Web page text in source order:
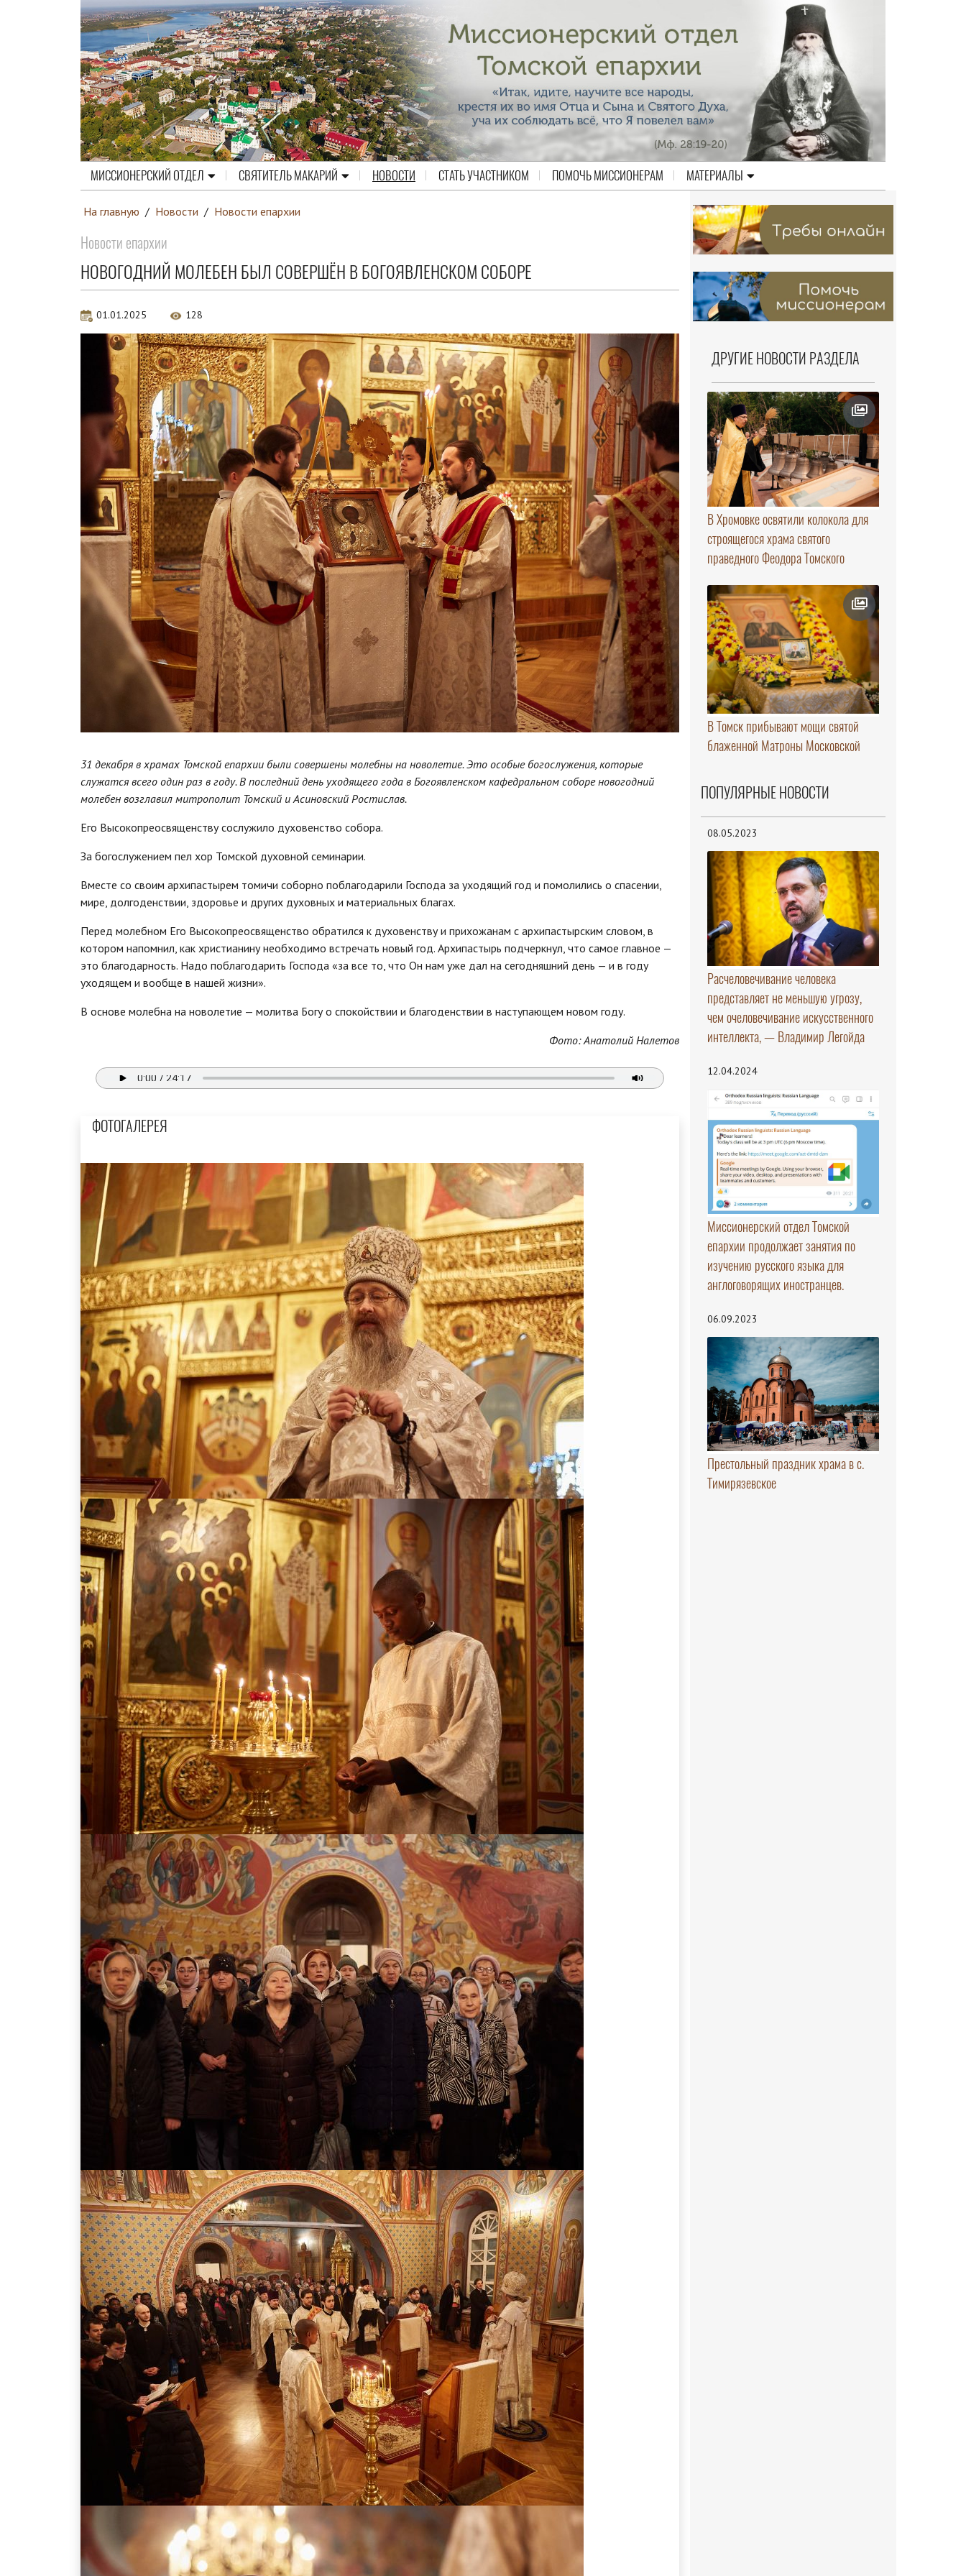
МИССИОНЕРСКИЙ ОТДЕЛ СВЯТИТЕЛЬ МАКАРИЙ НОВОСТИ СТАТЬ УЧАСТНИКОМ ПОМОЧЬ МИССИОНЕРАМ МАТЕРИАЛЫ
На главную / Новости / Новости епархии
Новости епархии
НОВОГОДНИЙ МОЛЕБЕН БЫЛ СОВЕРШЁН В БОГОЯВЛЕНСКОМ СОБОРЕ
01.01.2025 128
31 декабряв храмах Томской епархии были совершены молебны на новолетие. Это особые богослужения, которые
служатся всего один раз в году. В последний день уходящего года в Богоявленском кафедральном соборе новогодний
молебен возглавил митрополит Томский и Асиновский Ростислав.
Его Высокопреосвященству сослужило духовенство собора.
За богослужением пел хор Томской духовной семинарии.
Вместе со своим архипастырем томичи соборно поблагодарили Господа за уходящий год и помолились о спасении,
мире, долгоденствии, здоровье и других духовных и материальных благах.
Перед молебном Его Высокопреосвященство обратился к духовенству и прихожанам с архипастырским словом, в
котором напомнил, как христианину необходимо встречать новый год. Архипастырь подчеркнул, что самое главное —
это благодарность. Надо поблагодарить Господа «за все то, что Он нам уже дал на сегодняшний день — и в году
уходящем и вообще в нашей жизни».
В основе молебна на новолетие — молитва Богу о спокойствии и благоденствии в наступающем новом году.
Фото: Анатолий Налетов
ФОТОГАЛЕРЕЯ
ДРУГИЕ НОВОСТИ РАЗДЕЛА
В Хромовке освятили колокола для
строящегося храма святого
праведного Феодора Томского
В Томск прибывают мощи святой
блаженной Матроны Московской
ПОПУЛЯРНЫЕ НОВОСТИ
08.05.2023
Расчеловечивание человека
представляет не меньшую угрозу,
чем очеловечивание искусственного
интеллекта, — Владимир Легойда
12.04.2024
Миссионерский отдел Томской
епархии продолжает занятия по
изучению русского языка для
англоговорящих иностранцев.
06.09.2023
Престольный праздник храма в с.
Тимирязевское